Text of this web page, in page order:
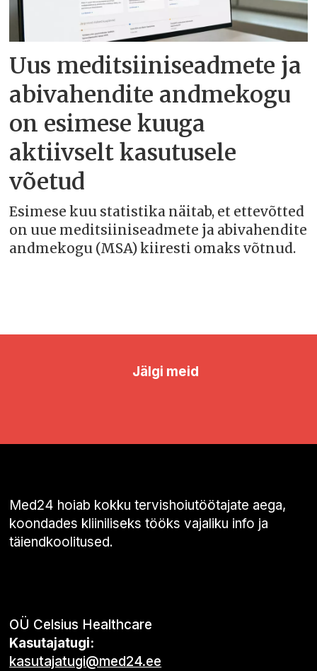
Uus meditsiiniseadmete ja
abivahendite andmekogu
on esimese kuuga
aktiivselt kasutusele
võetud
Esimese kuu statistika näitab, et ettevõtted
on uue meditsiiniseadmete ja abivahendite
andmekogu (MSA) kiiresti omaks võtnud.
Jälgi meid
Med24 hoiab kokku tervishoiutöötajate aega,
koondades kliiniliseks tööks vajaliku info ja
täiendkoolitused.
OÜ Celsius Healthcare
Kasutajatugi:
kasutajatugi@med24.ee